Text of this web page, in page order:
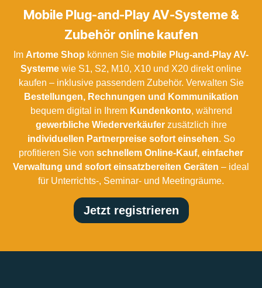
Mobile Plug-and-Play AV-Systeme &
Zubehör online kaufen
Im Artome Shop können Sie mobile Plug-and-Play AV-
Systeme wie S1, S2, M10, X10 und X20 direkt online
kaufen – inklusive passendem Zubehör. Verwalten Sie
Bestellungen, Rechnungen und Kommunikation
bequem digital in Ihrem Kundenkonto, während
gewerbliche Wiederverkäuferzusätzlich ihre
individuellen Partnerpreise sofort einsehen. So
profitieren Sie von schnellem Online-Kauf, einfacher
Verwaltung und sofort einsatzbereiten Geräten – ideal
für Unterrichts-, Seminar- und Meetingräume.
Jetzt registrieren